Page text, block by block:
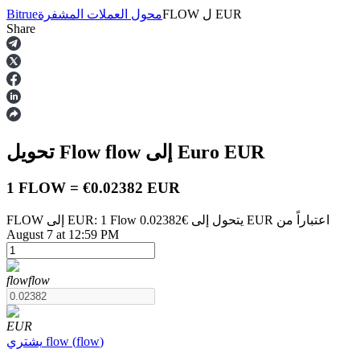
العقود الآجلة
Bitrueمحول العملات المشفرةFLOW ل EUR
Share
تحويل Flowflow إلى Euro EUR
1 FLOW = €0.02382 EUR
FLOW إلى EUR: 1 Flow يتحول إلى €0.02382 EUR اعتباراً من
August 7 at 12:59 PM
flowflow
EUR
يشتري flow (flow)